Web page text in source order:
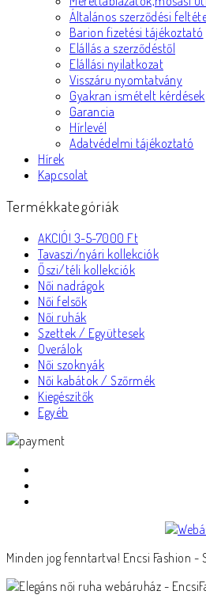
Általános szerződési
Barion fizetési tájékoztató
Elállás a szerződéstől
Elállási nyilatkozat
Visszáru nyomtatvány
Gyakran ismételt kérdések
Garancia
Hírlevél
Adatvédelmi tájékoztató
Hírek
Kapcsolat
Termékkategóriák
AKCIÓ! 3-5-7000 Ft
Tavaszi/nyári kollekciók
Őszi/téli kollekciók
Női nadrágok
Női felsők
Női ruhák
Szettek / Együttesek
Overálok
Női szoknyák
Női kabátok / Szőrmék
Kiegészítők
Egyéb
Minden jog fenntartva! Encsi Fashion -